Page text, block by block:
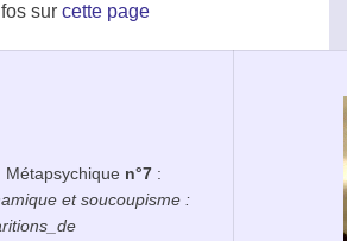
sur cette page
Métapsychique n°7 :
et soucoupisme :